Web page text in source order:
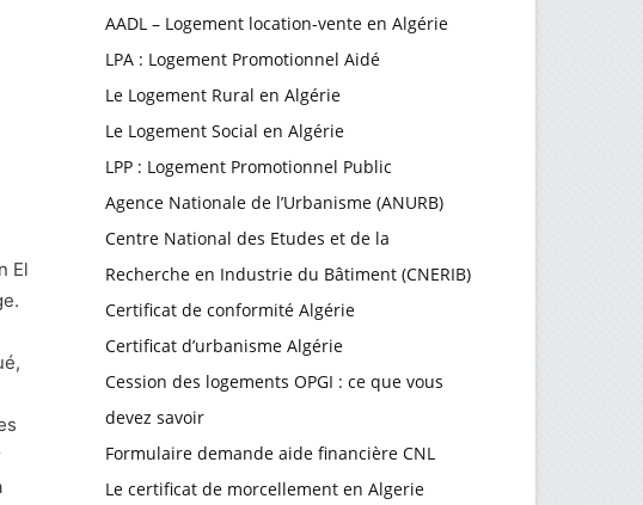
El
AADL – Logement location-vente en Algérie
LPA : Logement Promotionnel Aidé
Le Logement Rural en Algérie
Le Logement Social en Algérie
LPP : Logement Promotionnel Public
Agence Nationale de l’Urbanisme (ANURB)
Centre National des Etudes et de la
Recherche en Industrie du Bâtiment (CNERIB)
Certificat de conformité Algérie
Certificat d’urbanisme Algérie
Cession des logements OPGI : ce que vous
devez savoir
Formulaire demande aide financière CNL
Le certificat de morcellement en Algerie